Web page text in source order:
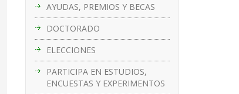
AYUDAS, PREMIOS Y BECAS
DOCTORADO
ELECCIONES
PARTICIPA EN ESTUDIOS,
ENCUESTAS Y EXPERIMENTOS